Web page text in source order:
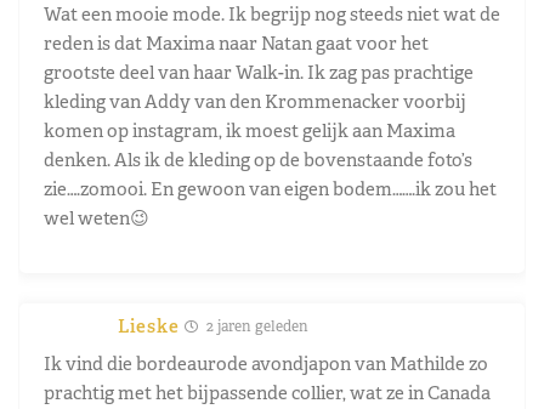
Wat een mooie mode. Ik begrijp nog steeds niet wat de
reden is dat Maxima naar Natan gaat voor het
grootste deel van haar Walk-in. Ik zag pas prachtige
kleding van Addy van den Krommenacker voorbij
komen op instagram, ik moest gelijk aan Maxima
denken. Als ik de kleding op de bovenstaande foto’s
zie….zomooi. En gewoon van eigen bodem…….ik zou het
wel weten😉
Lieske 2 jaren geleden
Ik vind die bordeaurode avondjapon van Mathilde zo
prachtig met het bijpassende collier, wat ze in Canada